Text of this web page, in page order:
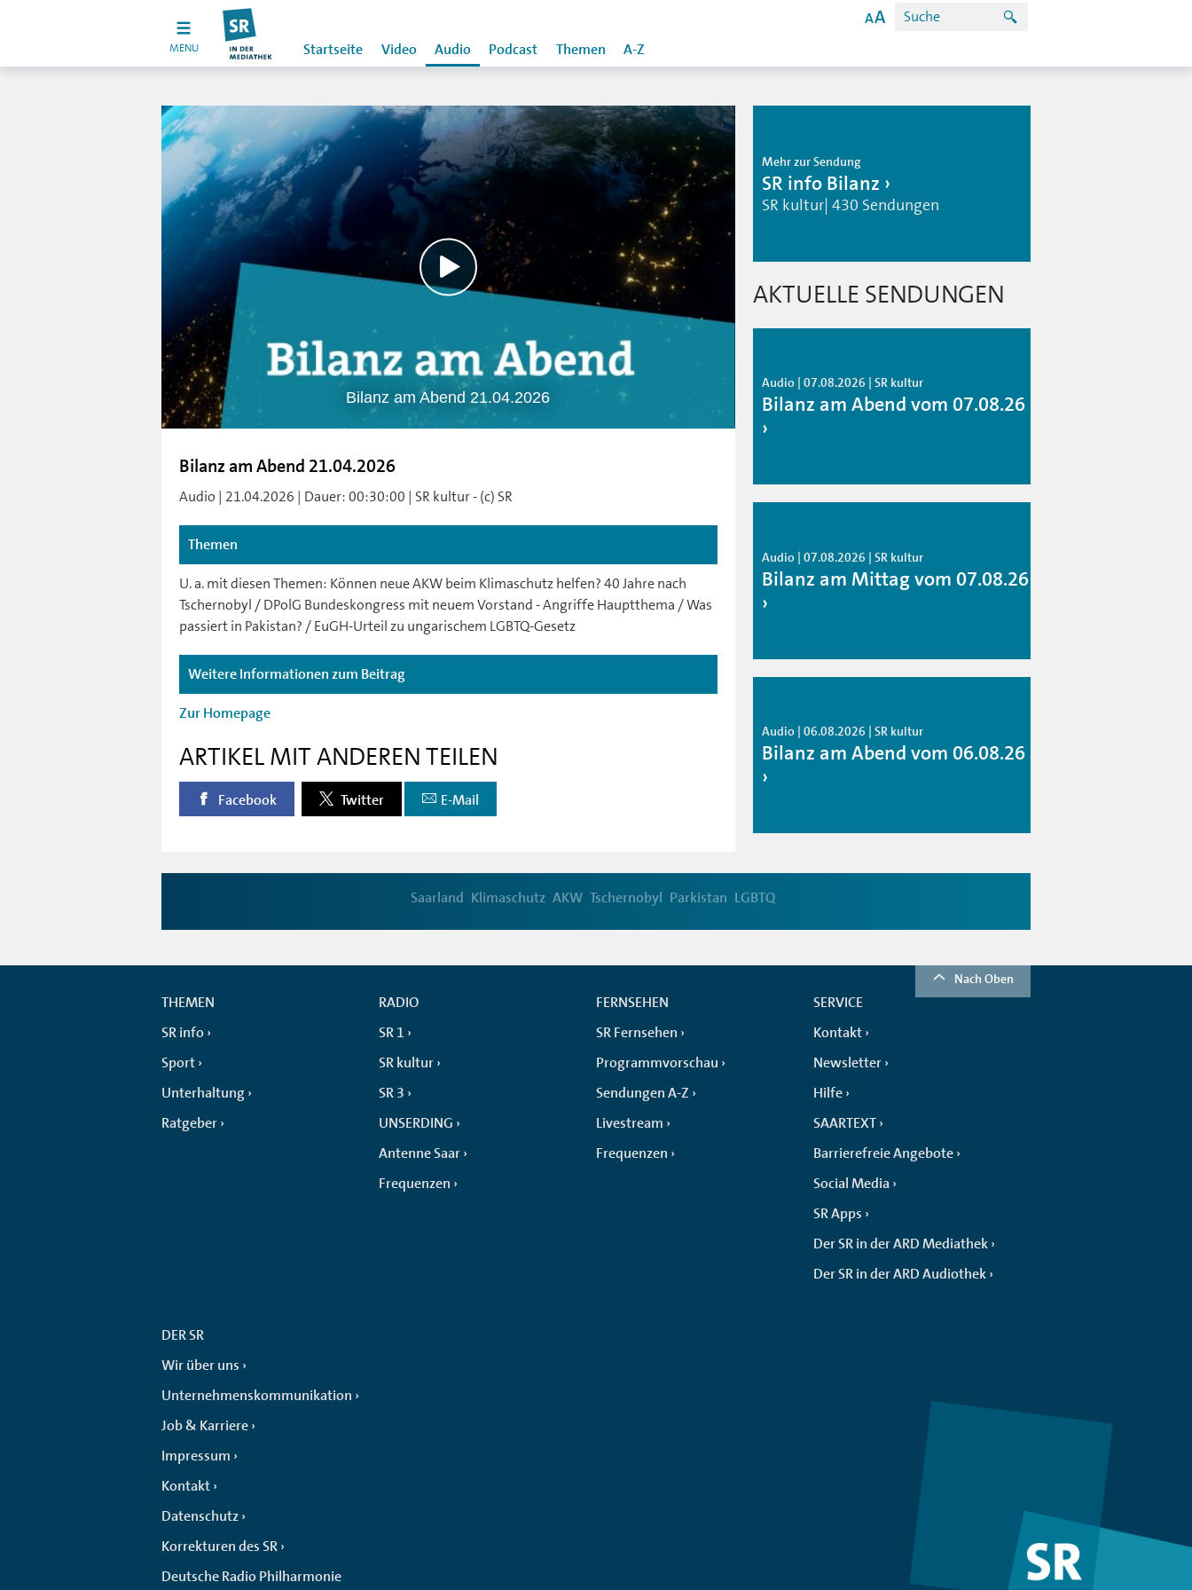
MENU Startseite Video Audio Podcast Themen A-Z
Bilanz am Abend 21.04.2026
Bilanz am Abend 21.04.2026
Audio | 21.04.2026 | Dauer: 00:30:00 | SR kultur - (c) SR
Themen
U. a. mit diesen Themen: Können neue AKW beim Klimaschutz helfen? 40 Jahre nach
Tschernobyl / DPolG Bundeskongress mit neuem Vorstand - Angriffe Hauptthema / Was
passiert in Pakistan? / EuGH-Urteil zu ungarischem LGBTQ-Gesetz
Weitere Informationen zum Beitrag
Zur Homepage
ARTIKEL MIT ANDEREN TEILEN
Facebook Twitter E-Mail
Mehr zur Sendung
SR info Bilanz
SR kultur| 430 Sendungen
AKTUELLE SENDUNGEN
Audio | 07.08.2026 | SR kultur
Bilanz am Abend vom 07.08.26
Audio | 07.08.2026 | SR kultur
Bilanz am Mittag vom 07.08.26
Audio | 06.08.2026 | SR kultur
Bilanz am Abend vom 06.08.26
Saarland Klimaschutz AKW Tschernobyl Parkistan LGBTQ
Nach Oben
THEMEN
SR info
Sport
Unterhaltung
Ratgeber
RADIO
SR 1
SR kultur
SR 3
UNSERDING
Antenne Saar
Frequenzen
FERNSEHEN
SR Fernsehen
Programmvorschau
Sendungen A-Z
Livestream
Frequenzen
SERVICE
Kontakt
Newsletter
Hilfe
SAARTEXT
Barrierefreie Angebote
Social Media
SR Apps
Der SR in der ARD Mediathek
Der SR in der ARD Audiothek
DER SR
Wir über uns
Unternehmenskommunikation
Job & Karriere
Impressum
Kontakt
Datenschutz
Korrekturen des SR
Deutsche Radio Philharmonie